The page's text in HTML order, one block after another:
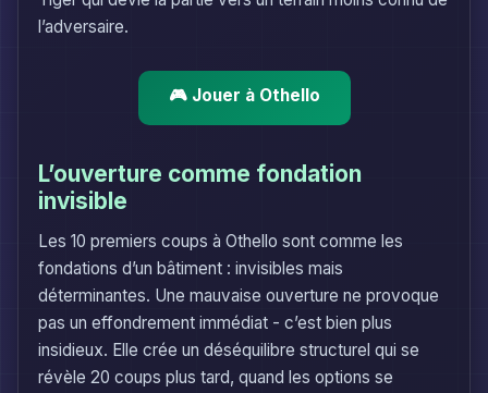
l’adversaire.
🎮 Jouer à Othello
L’ouverture comme fondation
invisible
Les 10 premiers coups à Othello sont comme les
fondations d’un bâtiment : invisibles mais
déterminantes. Une mauvaise ouverture ne provoque
pas un effondrement immédiat - c’est bien plus
insidieux. Elle crée un déséquilibre structurel qui se
révèle 20 coups plus tard, quand les options se